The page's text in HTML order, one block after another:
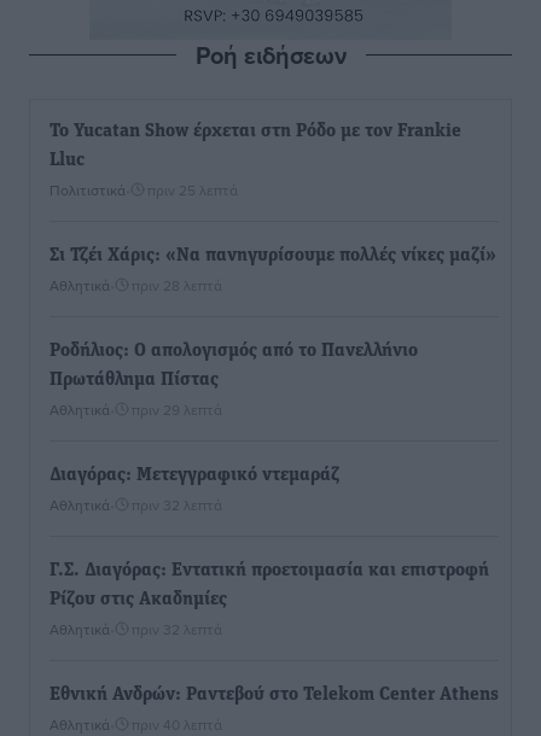
Ροή ειδήσεων
Το Yucatan Show έρχεται στη Ρόδο με τον Frankie
Lluc
Πολιτιστικά πριν 25 λεπτά
Σι Τζέι Χάρις: «Να πανηγυρίσουμε πολλές νίκες μαζί»
Αθλητικά πριν 28 λεπτά
Ροδήλιος: Ο απολογισμός από το Πανελλήνιο
Πρωτάθλημα Πίστας
Αθλητικά πριν 29 λεπτά
Διαγόρας: Μετεγγραφικό ντεμαράζ
Αθλητικά πριν 32 λεπτά
Γ.Σ. Διαγόρας: Εντατική προετοιμασία και επιστροφή
Ρίζου στις Ακαδημίες
Αθλητικά πριν 32 λεπτά
Εθνική Ανδρών: Ραντεβού στο Telekom Center Athens
Αθλητικά πριν 40 λεπτά